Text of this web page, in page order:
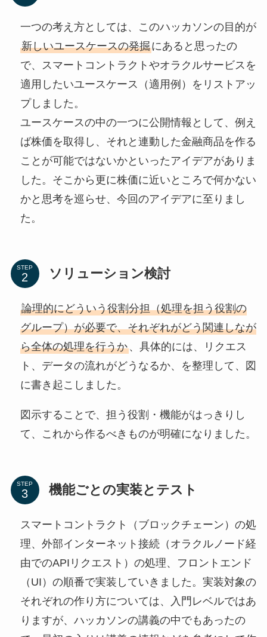
一つの考え方としては、このハッカソンの目的が
新しいユースケースの発掘にあると思ったの
で、スマートコントラクトやオラクルサービスを
適用したいユースケース（適用例）をリストアッ
プしました。
ユースケースの中の一つに公開情報として、例え
ば株価を取得し、それと連動した金融商品を作る
ことが可能ではないかといったアイデアがありま
した。そこから更に株価に近いところで何かない
かと思考を巡らせ、今回のアイデアに至りまし
た。
STEP ソリューション検討
論理的にどういう役割分担（処理を担う役割の
グループ）が必要で、それぞれがどう関連しなが
ら全体の処理を行うか、具体的には、リクエス
ト、データの流れがどうなるか、を整理して、図
に書き起こしました。
図示することで、担う役割・機能がはっきりし
て、これから作るべきものが明確になりました。
STEP 機能ごとの実装とテスト
スマートコントラクト（ブロックチェーン）の処
理、外部インターネット接続（オラクルノード経
由でのAPIリクエスト）の処理、フロントエンド
（UI）の順番で実装していきました。実装対象の
それぞれの作り方については、入門レベルではあ
りますが、ハッカソンの講義の中でもあったの